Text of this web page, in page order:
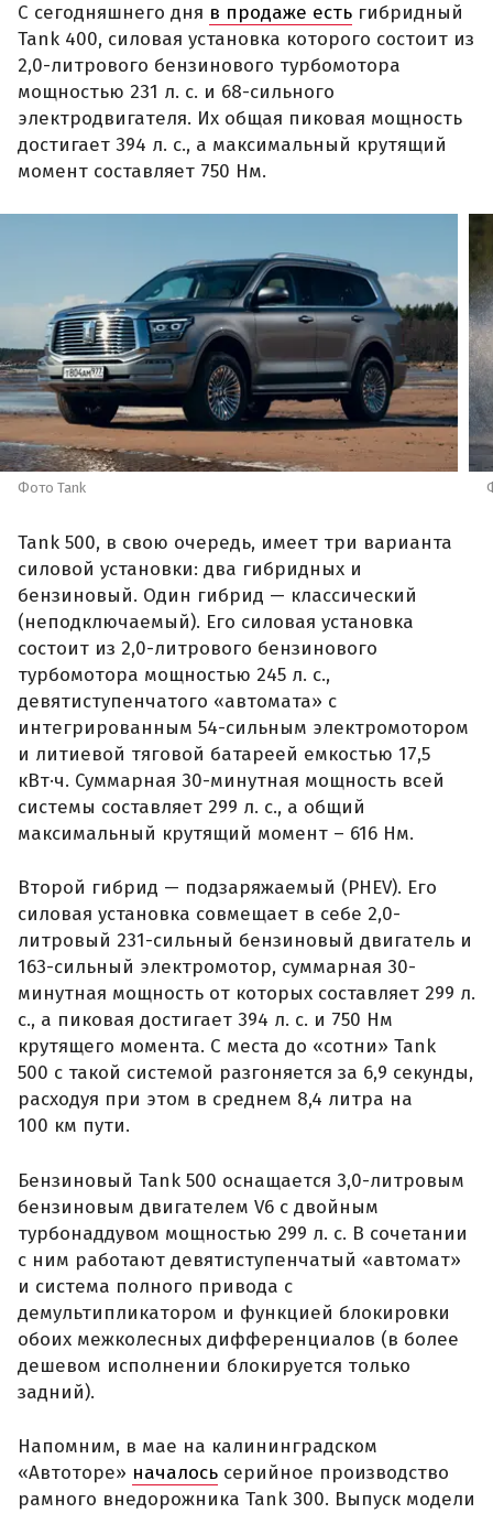
С сегодняшнего дня в продаже есть гибридный
Tank 400, силовая установка которого состоит из
2,0-литрового бензинового турбомотора
мощностью 231 л. с. и 68-сильного
электродвигателя. Их общая пиковая мощность
достигает 394 л. с., а максимальный крутящий
момент составляет 750 Нм.
Фото Tank
Tank 500, в свою очередь, имеет три варианта
силовой установки: два гибридных и
бензиновый. Один гибрид — классический
(неподключаемый). Его силовая установка
состоит из 2,0-литрового бензинового
турбомотора мощностью 245 л. с.,
девятиступенчатого «автомата» с
интегрированным 54-сильным электромотором
и литиевой тяговой батареей емкостью 17,5
кВт·ч. Суммарная 30-минутная мощность всей
системы составляет 299 л. с., а общий
максимальный крутящий момент – 616 Нм.
Второй гибрид — подзаряжаемый (PHEV). Его
силовая установка совмещает в себе 2,0-
литровый 231-сильный бензиновый двигатель и
163-сильный электромотор, суммарная 30-
минутная мощность от которых составляет 299 л.
с., а пиковая достигает 394 л. с. и 750 Нм
крутящего момента. С места до «сотни» Tank
500 с такой системой разгоняется за 6,9 секунды,
расходуя при этом в среднем 8,4 литра на
100 км пути.
Бензиновый Tank 500 оснащается 3,0-литровым
бензиновым двигателем V6 с двойным
турбонаддувом мощностью 299 л. с. В сочетании
с ним работают девятиступенчатый «автомат»
и система полного привода с
демультипликатором и функцией блокировки
обоих межколесных дифференциалов (в более
дешевом исполнении блокируется только
задний).
Напомним, в мае на калининградском
«Автоторе» началось серийное производство
рамного внедорожника Tank 300. Выпуск модели